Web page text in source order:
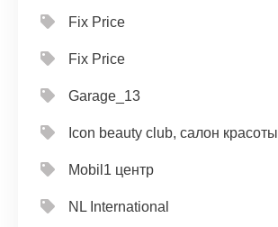
Fix Price
Fix Price
Garage_13
Icon beauty club, салон красоты
Mobil1 центр
NL International